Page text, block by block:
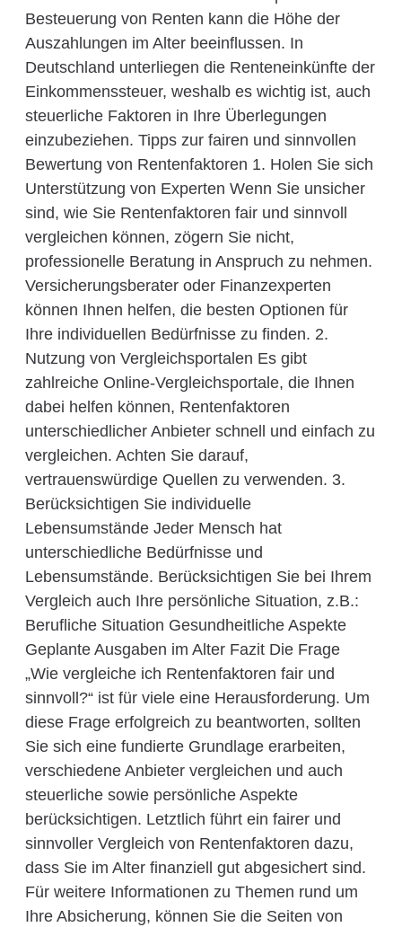
Besteuerung von Renten kann die Höhe der
Auszahlungen im Alter beeinflussen. In
Deutschland unterliegen die Renteneinkünfte der
Einkommenssteuer, weshalb es wichtig ist, auch
steuerliche Faktoren in Ihre Überlegungen
einzubeziehen. Tipps zur fairen und sinnvollen
Bewertung von Rentenfaktoren 1. Holen Sie sich
Unterstützung von Experten Wenn Sie unsicher
sind, wie Sie Rentenfaktoren fair und sinnvoll
vergleichen können, zögern Sie nicht,
professionelle Beratung in Anspruch zu nehmen.
Versicherungsberater oder Finanzexperten
können Ihnen helfen, die besten Optionen für
Ihre individuellen Bedürfnisse zu finden. 2.
Nutzung von Vergleichsportalen Es gibt
zahlreiche Online-Vergleichsportale, die Ihnen
dabei helfen können, Rentenfaktoren
unterschiedlicher Anbieter schnell und einfach zu
vergleichen. Achten Sie darauf,
vertrauenswürdige Quellen zu verwenden. 3.
Berücksichtigen Sie individuelle
Lebensumstände Jeder Mensch hat
unterschiedliche Bedürfnisse und
Lebensumstände. Berücksichtigen Sie bei Ihrem
Vergleich auch Ihre persönliche Situation, z.B.:
Berufliche Situation Gesundheitliche Aspekte
Geplante Ausgaben im Alter Fazit Die Frage
„Wie vergleiche ich Rentenfaktoren fair und
sinnvoll?“ ist für viele eine Herausforderung. Um
diese Frage erfolgreich zu beantworten, sollten
Sie sich eine fundierte Grundlage erarbeiten,
verschiedene Anbieter vergleichen und auch
steuerliche sowie persönliche Aspekte
berücksichtigen. Letztlich führt ein fairer und
sinnvoller Vergleich von Rentenfaktoren dazu,
dass Sie im Alter finanziell gut abgesichert sind.
Für weitere Informationen zu Themen rund um
Ihre Absicherung, können Sie die Seiten von